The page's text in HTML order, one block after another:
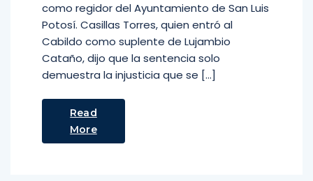
como regidor del Ayuntamiento de San Luis
Potosí. Casillas Torres, quien entró al
Cabildo como suplente de Lujambio
Cataño, dijo que la sentencia solo
demuestra la injusticia que se […]
Read
More